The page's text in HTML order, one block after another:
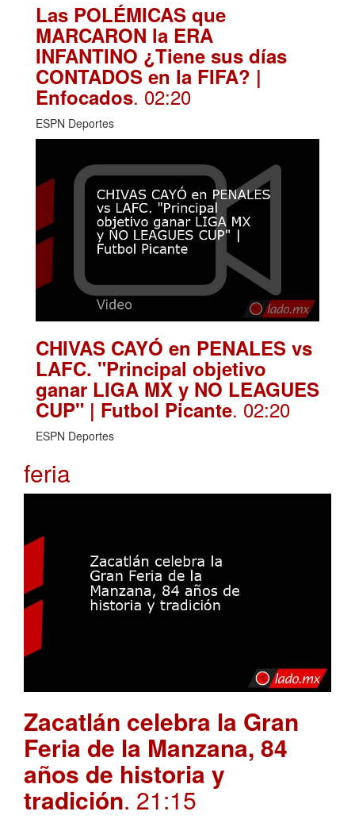
Las POLÉMICAS que
MARCARON la ERA
INFANTINO ¿Tiene sus días
CONTADOS en la FIFA? |
Enfocados. 02:20
ESPN Deportes
CHIVAS CAYÓ en PENALES vs
LAFC. "Principal objetivo
ganar LIGA MX y NO LEAGUES
CUP" | Futbol Picante. 02:20
ESPN Deportes
feria
Zacatlán celebra la Gran
Feria de la Manzana, 84
años de historia y
tradición. 21:15